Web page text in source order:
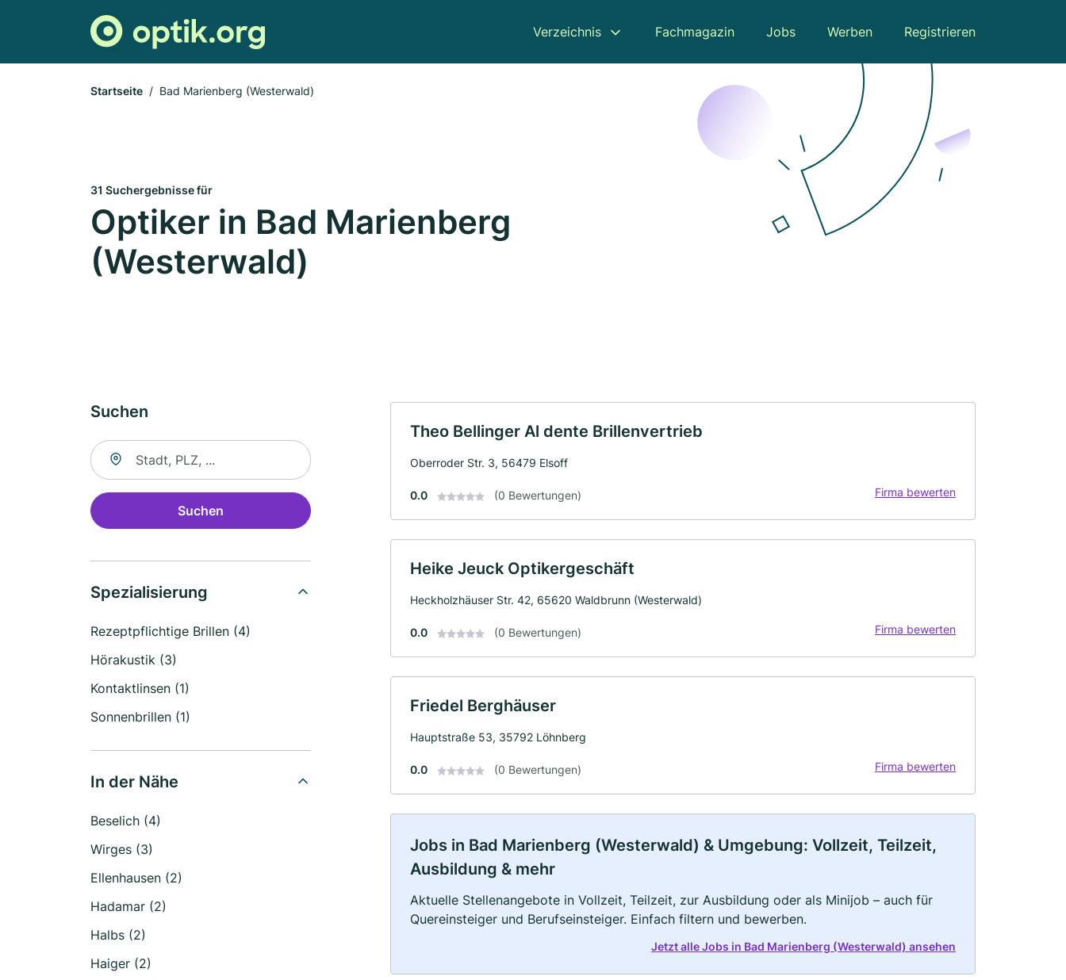
Verzeichnis Fachmagazin Jobs Werben Registrieren
Startseite Bad Marienberg (Westerwald)
31 Suchergebnisse für
Optiker in Bad Marienberg
(Westerwald)
Suchen
Suche nach Ort
Suchen
Spezialisierung
Rezeptpflichtige Brillen (4)
Hörakustik (3)
Kontaktlinsen (1)
Sonnenbrillen (1)
In der Nähe
Beselich (4)
Wirges (3)
Ellenhausen (2)
Hadamar (2)
Halbs (2)
Haiger (2)
Theo Bellinger Al dente Brillenvertrieb
Oberroder Str. 3, 56479 Elsoff
0.0 (0 Bewertungen) Firma bewerten
Heike Jeuck Optikergeschäft
Heckholzhäuser Str. 42, 65620 Waldbrunn (Westerwald)
0.0 (0 Bewertungen) Firma bewerten
Friedel Berghäuser
Hauptstraße 53, 35792 Löhnberg
0.0 (0 Bewertungen) Firma bewerten
Jobs in Bad Marienberg (Westerwald) & Umgebung: Vollzeit, Teilzeit,
Ausbildung & mehr
Aktuelle Stellenangebote in Vollzeit, Teilzeit, zur Ausbildung oder als Minijob – auch für
Quereinsteiger und Berufseinsteiger. Einfach filtern und bewerben.
Jetzt alle Jobs in Bad Marienberg (Westerwald) ansehen